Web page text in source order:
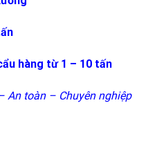
hàng từ 1 – 10 tấn
An toàn – Chuyên nghiệp